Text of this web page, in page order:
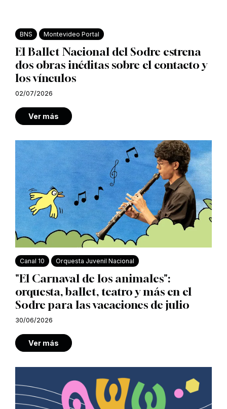
BNS Montevideo Portal
El Ballet Nacional del Sodre estrena
dos obras inéditas sobre el contacto y
los vínculos
02/07/2026
Ver más
Canal 10 Orquesta Juvenil Nacional
"El Carnaval de los animales":
orquesta, ballet, teatro y más en el
Sodre para las vacaciones de julio
30/06/2026
Ver más